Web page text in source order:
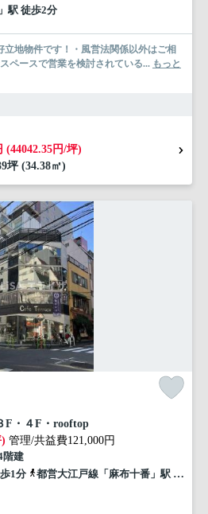
駅 徒歩2分
立地物件です！・風営法関係以外はご相
ペースで営業を検討されている... もっと
(44042.35円/坪)
坪 (34.38㎡)
・４F・rooftop
管理/共益費121,000円
階建
1分
都営大江戸線「麻布十番」駅 徒歩1分